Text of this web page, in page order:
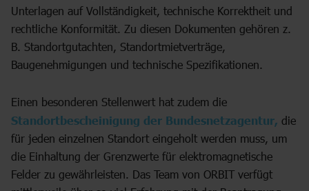
Unterlagen auf Vollständigkeit, technische Korrektheit und
rechtliche Konformität. Zu diesen Dokumenten gehören z.
B. Standortgutachten, Standortmietverträge,
Baugenehmigungen und technische Spezifikationen.
Einen besonderen Stellenwert hat zudem die
Standortbescheinigung der Bundesnetzagentur, die
für jeden einzelnen Standort eingeholt werden muss, um
die Einhaltung der Grenzwerte für elektromagnetische
Felder zu gewährleisten. Das Team von ORBIT verfügt